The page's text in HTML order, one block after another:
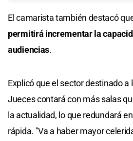
El camarista también destacó
permitirá incrementar la
audiencias.
Explicó que el sector destinado a
Jueces contará con más salas
la actualidad, lo que redundará
rápida. "Va a haber mayor